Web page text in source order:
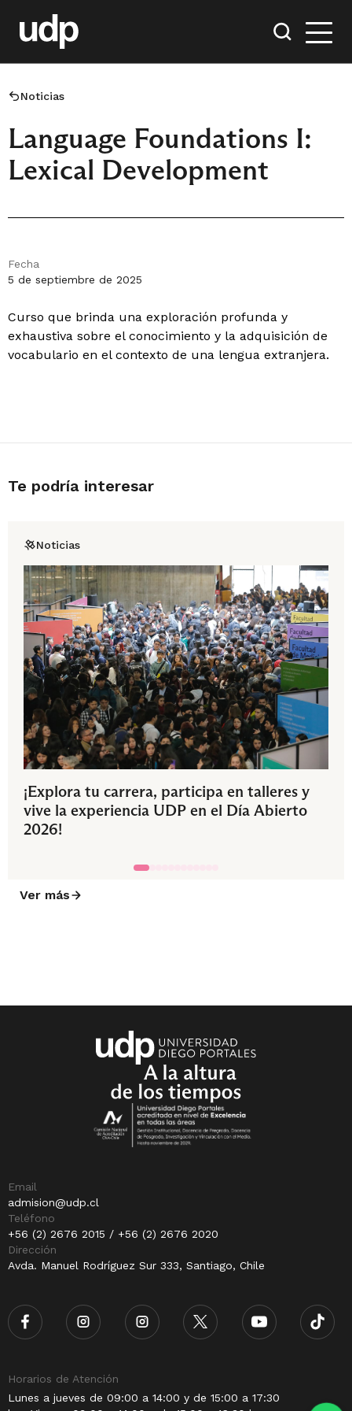
Noticias
Language Foundations I:
Lexical Development
Fecha
5 de septiembre de 2025
Curso que brinda una exploración profunda y
exhaustiva sobre el conocimiento y la adquisición de
vocabulario en el contexto de una lengua extranjera.
Te podría interesar
Noticias
¡Explora tu carrera, participa en talleres y
vive la experiencia UDP en el Día Abierto
2026!
Ver más
Email
admision@udp.cl
Teléfono
+56 (2) 2676 2015 / +56 (2) 2676 2020
Dirección
Avda. Manuel Rodríguez Sur 333, Santiago, Chile
Horarios de Atención
Lunes a jueves de 09:00 a 14:00 y de 15:00 a 17:30